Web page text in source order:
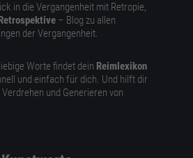
in die Vergangenheit mit Retropie,
– Blog zu allen
der Vergangenheit.
Worte findet dein Reimlexikon
und einfach für dich. Und hilft dir
und Generieren von